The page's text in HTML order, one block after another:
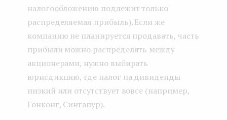
налогообложению подлежит только
распределяемая прибыль). Если же
компанию не планируется продавать, часть
прибыли можно распределять между
акционерами, нужно выбирать
юрисдикцию, где налог на дивиденды
низкий или отсутствует вовсе (например,
Гонконг, Сингапур).